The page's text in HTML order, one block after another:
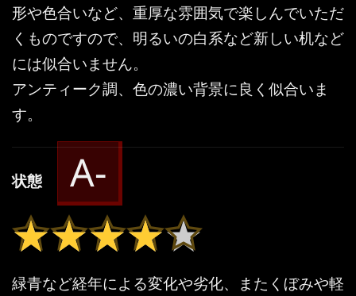
形や色合いなど、重厚な雰囲気で楽しんでいただ
くものですので、明るいの白系など新しい机など
には似合いません。
アンティーク調、色の濃い背景に良く似合いま
す。
状態 A-
★★★★★
★★★★★
緑青など経年による変化や劣化、またくぼみや軽